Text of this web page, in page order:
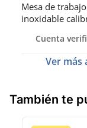
Mesa de
inoxidable
Cuenta
Ver más
También te